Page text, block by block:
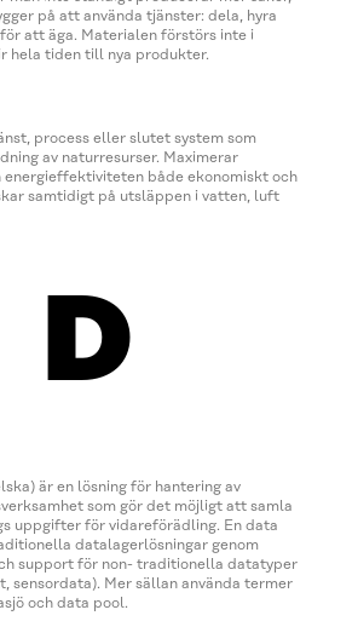
på att använda tjänster: dela, hyra
att äga. Materialen förstörs inte i
hela tiden till nya produkter.
process eller slutet system som
av naturresurser. Maximerar
både ekonomiskt och
samtidigt på utsläppen i vatten, luft
D
är en lösning för hantering av
som gör det möjligt att samla
uppgifter för vidareförädling. En data
datalagerlösningar genom
support för non- traditionella datatyper
sensordata). Mer sällan använda termer
och data pool.